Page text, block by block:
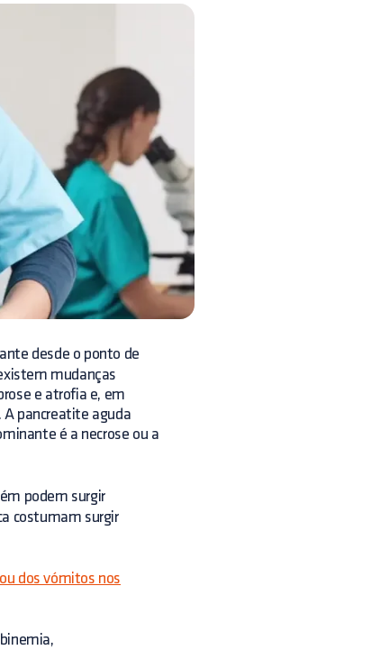
desde o ponto de
mudanças
e atrofia e, em
A pancreatite aguda
é a necrose ou a
podem surgir
costumam surgir
dos vómitos nos